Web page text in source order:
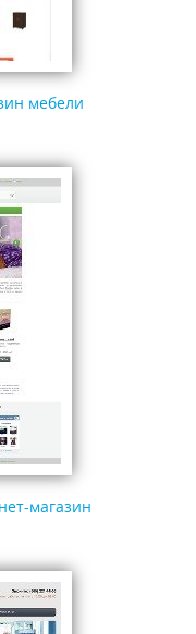
мебели
магазин